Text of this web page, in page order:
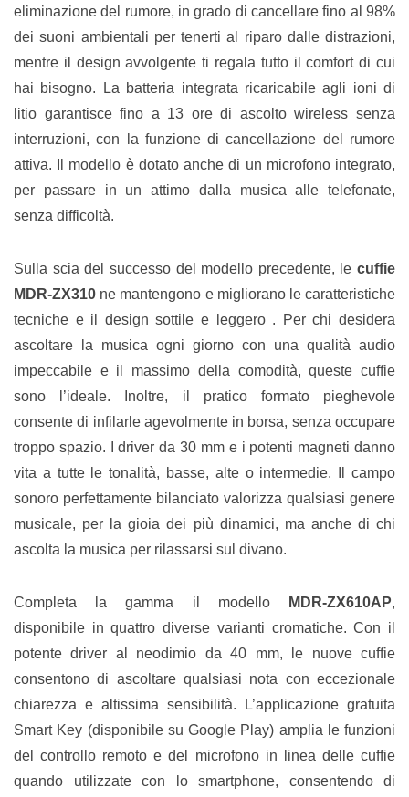
eliminazione del rumore, in grado di cancellare fino al 98%
dei suoni ambientali per tenerti al riparo dalle distrazioni,
mentre il design avvolgente ti regala tutto il comfort di cui
hai bisogno. La batteria integrata ricaricabile agli ioni di
litio garantisce fino a 13 ore di ascolto wireless senza
interruzioni, con la funzione di cancellazione del rumore
attiva. Il modello è dotato anche di un microfono integrato,
per passare in un attimo dalla musica alle telefonate,
senza difficoltà.
Sulla scia del successo del modello precedente, le cuffie
MDR-ZX310 ne mantengono e migliorano le caratteristiche
tecniche e il design sottile e leggero . Per chi desidera
ascoltare la musica ogni giorno con una qualità audio
impeccabile e il massimo della comodità, queste cuffie
sono l’ideale. Inoltre, il pratico formato pieghevole
consente di infilarle agevolmente in borsa, senza occupare
troppo spazio. I driver da 30 mm e i potenti magneti danno
vita a tutte le tonalità, basse, alte o intermedie. Il campo
sonoro perfettamente bilanciato valorizza qualsiasi genere
musicale, per la gioia dei più dinamici, ma anche di chi
ascolta la musica per rilassarsi sul divano.
Completa la gamma il modello MDR-ZX610AP,
disponibile in quattro diverse varianti cromatiche. Con il
potente driver al neodimio da 40 mm, le nuove cuffie
consentono di ascoltare qualsiasi nota con eccezionale
chiarezza e altissima sensibilità. L’applicazione gratuita
Smart Key (disponibile su Google Play) amplia le funzioni
del controllo remoto e del microfono in linea delle cuffie
quando utilizzate con lo smartphone, consentendo di